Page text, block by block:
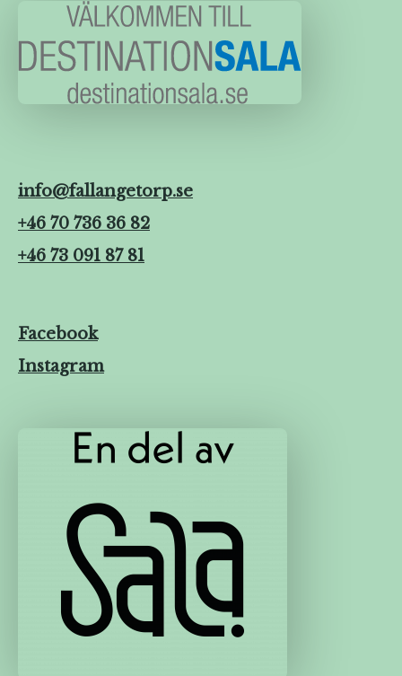
info@fallangetorp.se
+46 70 736 36 82
+46 73 091 87 81
Facebook
Instagram